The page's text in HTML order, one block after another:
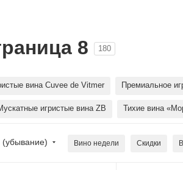
8 180
вина Cuvee de Vitmer Премиальное
игристые вина ZB Тихие вина
(убывание) Вино недели Скидки